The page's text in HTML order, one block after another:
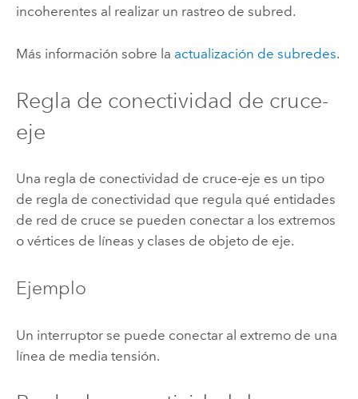
incoherentes al realizar un rastreo de subred.
Más información sobre la actualización de subredes.
Regla de conectividad de cruce-
eje
Una regla de conectividad de cruce-eje es un tipo
de regla de conectividad que regula qué entidades
de red de cruce se pueden conectar a los extremos
o vértices de líneas y clases de objeto de eje.
Ejemplo
Un interruptor se puede conectar al extremo de una
línea de media tensión.